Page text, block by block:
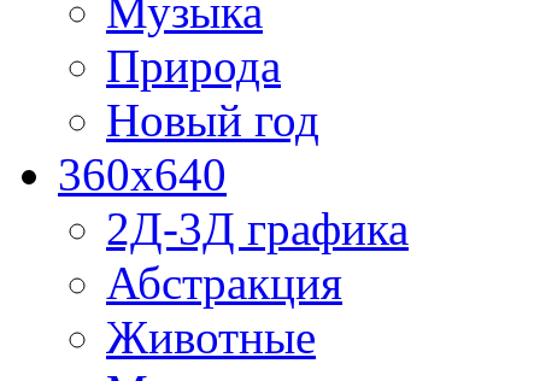
Музыка
Природа
Новый год
360x640
2Д-3Д графика
Абстракция
Животные